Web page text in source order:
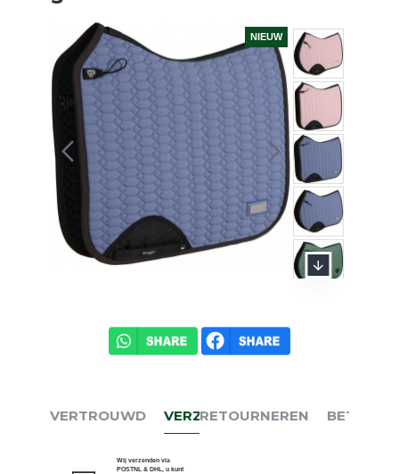
NIEUW
VERTROUWD VERZENDEN
Wij verzenden via
POSTNL & DHL, u kunt
RETOURNEREN BETALEN